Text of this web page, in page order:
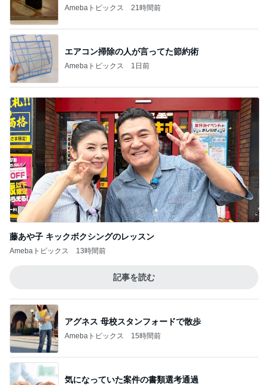
Amebaトピックス 21時間前
エアコン掃除の人が言ってた節約術
Amebaトピックス 1日前
藤あや子 キックボクシングのレッスン
Amebaトピックス 13時間前
記事を読む
アグネス 母校スタンフォードで散歩
Amebaトピックス 15時間前
気になっていた案件の書類選考通過